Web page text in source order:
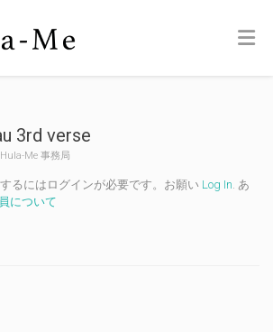
3rd verse
Hula-Me 事務局
るにはログインが必要です。お願い Log In. あ
について